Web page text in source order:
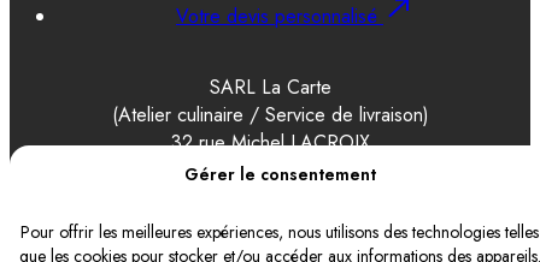
Votre devis personnalisé
SARL La Carte
(Atelier culinaire / Service de livraison)
32 rue Michel LACROIX
69500 BRON
Gérer le consentement
Pour offrir les meilleures expériences, nous utilisons des technologies telles
que les cookies pour stocker et/ou accéder aux informations des appareils.